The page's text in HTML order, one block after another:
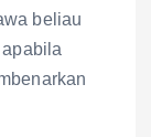
beliau